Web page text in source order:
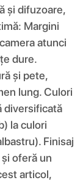
și difuzoare,
Margini
atunci
dure.
și pete,
lung. Culori
diversificată
la culori
Finisaj
oferă un
articol,